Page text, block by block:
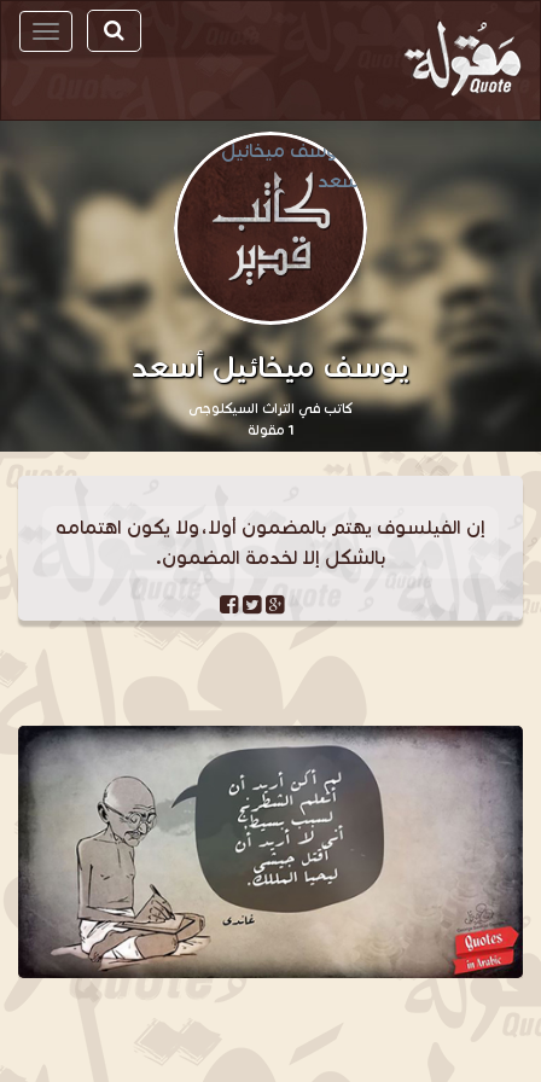
يوسف ميخائيل أسعد
كاتب في التراث السيكلوجى
1 مقولة
إن الفيلسوف يهتم بالمضمون أولا، ولا يكون اهتمامه
بالشكل إلا لخدمة المضمون.